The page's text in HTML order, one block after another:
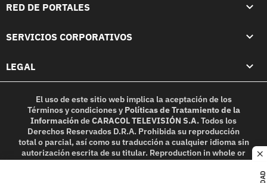
RED DE PORTALES
SERVICIOS CORPORATIVOS
LEGAL
El uso de este sitio web implica la aceptación de los
Términos y condicionesy Políticas de Tratamiento de la
InformacióndeCARACOL TELEVISIÓN S.A.Todos los
Derechos Reservados D.R.A. Prohibida su reproducción
total o parcial, así como su traducción a cualquier idioma sin
autorización escrita de su titular. Reproduction in whole or
in part, or translation without written permission is